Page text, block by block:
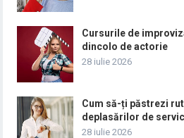
Cursurile de
dincolo de actorie
28 iulie 2026
Cum să-ți păstrezi
deplasărilor de
28 iulie 2026